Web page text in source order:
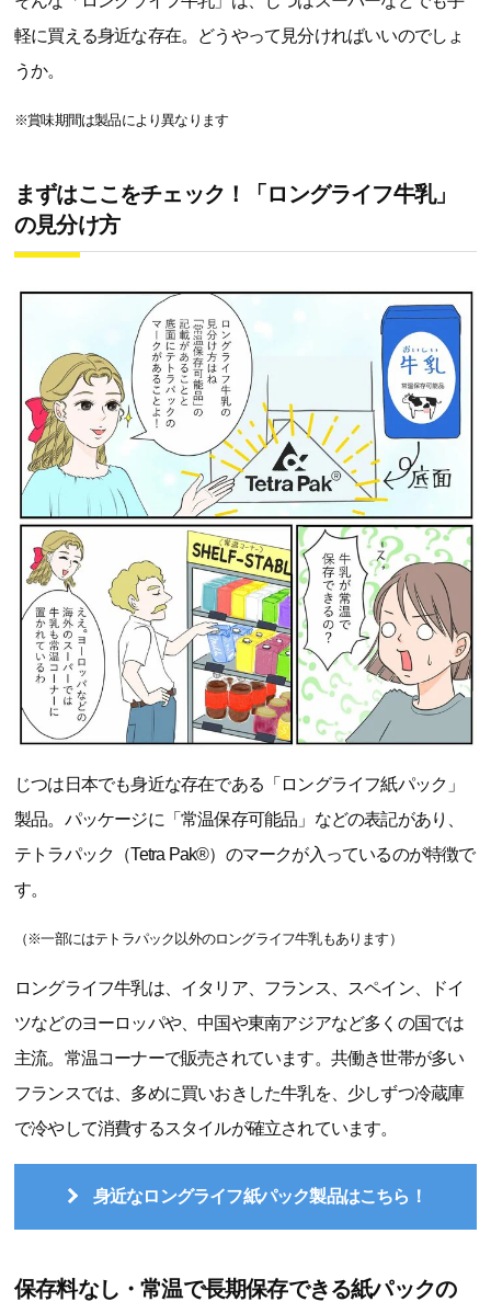
軽に買える身近な存在。どうやって見分ければいいのでしょ
うか。
※賞味期間は製品により異なります
まずはここをチェック！「ロングライフ牛乳」
の見分け方
じつは日本でも身近な存在である「ロングライフ紙パック」
製品。パッケージに「常温保存可能品」などの表記があり、
テトラパック（Tetra Pak®）のマークが入っているのが特徴で
す。
（※一部にはテトラパック以外のロングライフ牛乳もあります）
ロングライフ牛乳は、イタリア、フランス、スペイン、ドイ
ツなどのヨーロッパや、中国や東南アジアなど多くの国では
主流。常温コーナーで販売されています。共働き世帯が多い
フランスでは、多めに買いおきした牛乳を、少しずつ冷蔵庫
で冷やして消費するスタイルが確立されています。
身近なロングライフ紙パック製品はこちら！
保存料なし・常温で長期保存できる紙パックの